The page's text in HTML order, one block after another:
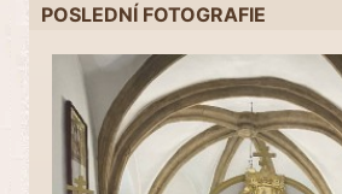
POSLEDNÍ FOTOGRAFIE